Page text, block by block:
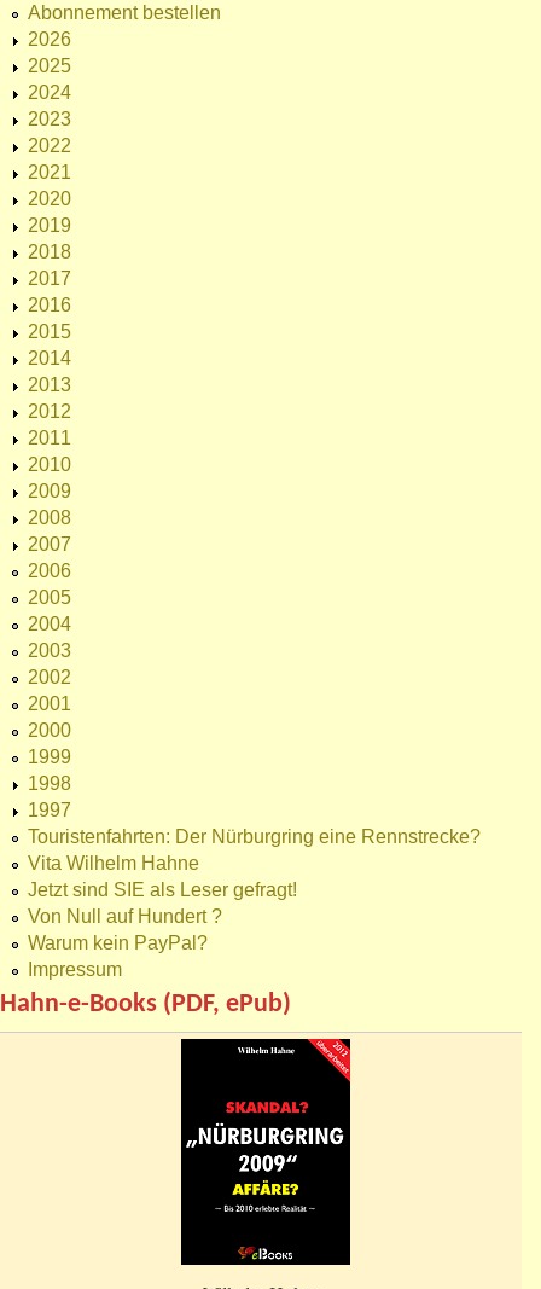
Abonnement bestellen
2026
2025
2024
2023
2022
2021
2020
2019
2018
2017
2016
2015
2014
2013
2012
2011
2010
2009
2008
2007
2006
2005
2004
2003
2002
2001
2000
1999
1998
1997
Touristenfahrten: Der Nürburgring eine Rennstrecke?
Vita Wilhelm Hahne
Jetzt sind SIE als Leser gefragt!
Von Null auf Hundert ?
Warum kein PayPal?
Impressum
Hahn-e-Books (PDF, ePub)